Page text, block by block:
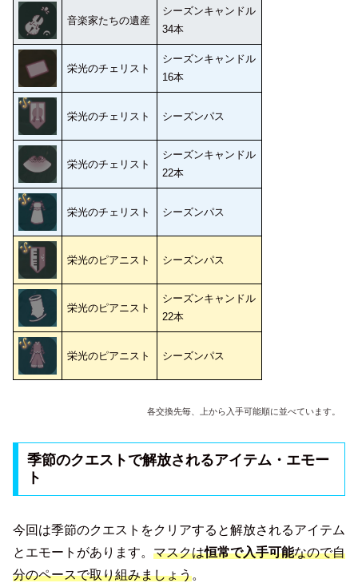
音楽家たちの遺産
シーズンキャンドル
34本
栄光のチェリスト
シーズンキャンドル
16本
栄光のチェリスト シーズンパス
栄光のチェリスト
シーズンキャンドル
22本
栄光のチェリスト シーズンパス
栄光のピアニスト シーズンパス
栄光のピアニスト
シーズンキャンドル
22本
栄光のピアニスト シーズンパス
各交換先毎、上から入手可能順に並べています。
季節のクエストで解放されるアイテム・エモー
ト
今回は季節のクエストをクリアすると解放されるアイテム
とエモートがあります。 マスクは恒常で入手可能なので自
分のペースで取り組みましょう。